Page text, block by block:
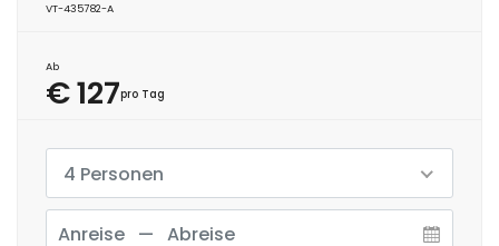
VT-435782-A
Ab
€ 127pro Tag
4 Personen